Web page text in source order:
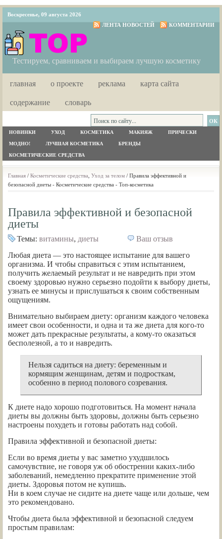
Воскресенье, 09 августа 2026
ЛЕНТА НОВОСТЕЙ
КОММЕНТАРИИ
Тестируем, сравниваем и выбираем лучшую косметику
главная о проекте реклама
карта сайта
содержание
словарь
НОВИНКИ УХОД КОСМЕТИКА МАКИЯЖ ПРИЧЕСКИ
МОДНО! ЛУЧШАЯ КОСМЕТИКА БРЕНДЫ
КОСМЕТИЧЕСКИЕ СРЕДСТВА
Главная / Косметические средства Уход за телом / Правила эффективной и
безопасной диеты - Косметические средства - Топ-косметика
Правила эффективной и безопасной
диеты
Темы: витамины, диеты
Ваш отзыв
Любая диета — это настоящее испытание для вашего
организма. И чтобы справиться с этим испытанием,
получить желаемый результат и не навредить при этом
своему здоровью нужно серьезно подойти к выбору диеты,
узнать ее минусы и прислушаться к своим собственным
ощущениям.
Внимательно выбираем диету: организм каждого человека
имеет свои особенности, и одна и та же диета для кого-то
может дать прекрасные результаты, а кому-то оказаться
бесполезной, а то и навредить.
Нельзя садиться на диету: беременным и
кормящим женщинам, детям и подросткам,
особенно в период полового созревания.
К диете надо хорошо подготовиться. На момент начала
диеты вы должны быть здоровы, должны быть серьезно
настроены похудеть и готовы работать над собой.
Правила эффективной и безопасной диеты:
Если во время диеты у вас заметно ухудшилось
самочувствие, не говоря уж об обострении каких-либо
заболеваний, немедленно прекратите применение этой
диеты. Здоровья потом не купишь.
Ни в коем случае не сидите на диете чаще или дольше, чем
это рекомендовано.
Чтобы диета была эффективной и безопасной следуем
простым правилам: